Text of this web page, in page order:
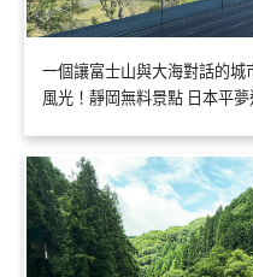
一個讓富士山與大海對話的
風光！靜岡無料景點 日本平